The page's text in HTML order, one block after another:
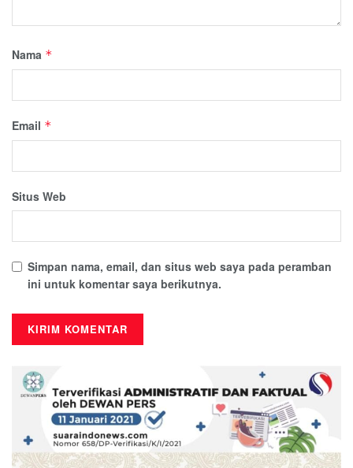
Nama *
Email *
Situs Web
Simpan nama, email, dan situs web saya pada peramban
ini untuk komentar saya berikutnya.